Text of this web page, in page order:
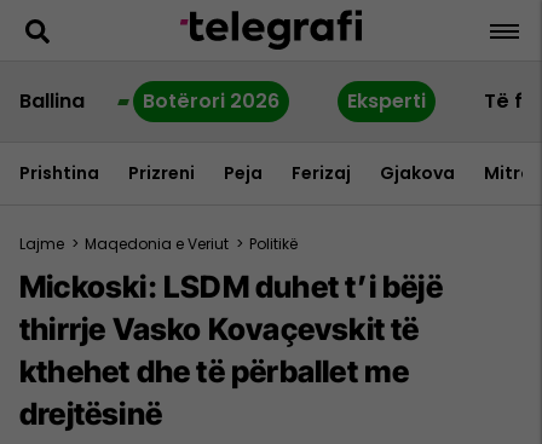
Ballina Botërori 2026 Eksperti Të
Prishtina Prizreni Peja Ferizaj Gjakova
Lajme > Maqedonia e Veriut > Politikë
Mickoski: LSDM duhet t’i bëjë
thirrje Vasko Kovaçevskit të
kthehet dhe të përballet me
drejtësinë